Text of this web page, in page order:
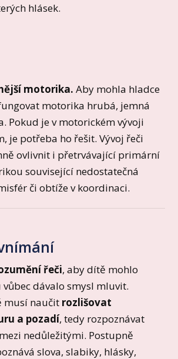
hlásek.
motorika. Aby mohla hladce
motorika hrubá, jemná
Pokud je v motorickém vývoji
je potřeba ho řešit. Vývoj řeči
ovlivnit i přetrvávající primární
související nedostatečná
či obtíže v koordinaci.
řeči, aby dítě mohlo
dávalo smysl mluvit.
musí naučit rozlišovat
a pozadí, tedy rozpoznávat
nedůležitými. Postupně
slova, slabiky, hlásky,